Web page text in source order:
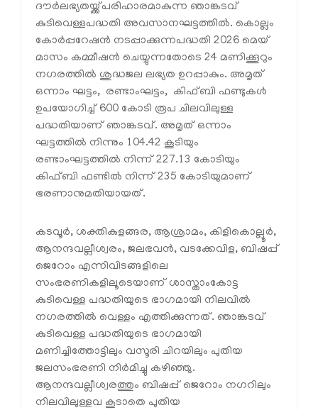
ദൗര്‍ലഭ്യതയ്ക്ക്പരിഹാരമാകുന്ന ഞാങ്കടവ്
കുടിവെള്ളപദ്ധതി അവസാനഘട്ടത്തില്‍. കൊല്ലം
കോര്‍പ്പറേഷന്‍ നടപ്പാക്കുന്നപദ്ധതി 2026 മെയ്
മാസം കമ്മീഷന്‍ ചെയ്യുന്നതോടെ 24 മണിക്കൂറും
നഗരത്തില്‍ ശുദ്ധജല ലഭ്യത ഉറപ്പാകും. അമൃത്
ഒന്നാം ഘട്ടം, രണ്ടാംഘട്ടം, കിഫ്ബി ഫണ്ടുകള്‍
ഉപയോഗിച്ച് 600 കോടി രൂപ ചിലവിലുള്ള
പദ്ധതിയാണ് ഞാങ്കടവ്. അമൃത് ഒന്നാം
ഘട്ടത്തില്‍ നിന്നും 104.42 കൂടിയും
രണ്ടാംഘട്ടത്തില്‍ നിന്ന് 227.13 കോടിയും
കിഫ്ബി ഫണ്ടില്‍ നിന്ന് 235 കോടിയുമാണ്
ഭരണാനുമതിയായത്.
കടവൂര്‍, ശക്തികുളങ്ങര, ആശ്രാമം, കിളികൊല്ലൂര്‍,
ആനന്ദവല്ലീശ്വരം, ജലഭവന്‍, വടക്കേവിള, ബിഷപ്പ്
ജെറോം എന്നിവിടങ്ങളിലെ
സംഭരണികളിലൂടെയാണ് ശാസ്താംകോട്ട
കുടിവെള്ള പദ്ധതിയുടെ ഭാഗമായി നിലവില്‍
നഗരത്തില്‍ വെള്ളം എത്തിക്കുന്നത്. ഞാങ്കടവ്
കുടിവെള്ള പദ്ധതിയുടെ ഭാഗമായി
മണിച്ചിത്തോട്ടിലും വസൂരി ചിറയിലും പുതിയ
ജലസംഭരണി നിര്‍മിച്ചു കഴിഞ്ഞു.
ആനന്ദവല്ലീശ്വരത്തും ബിഷപ്പ് ജെറോം നഗറിലും
നിലവിലുള്ളവ കൂടാതെ പുതിയ